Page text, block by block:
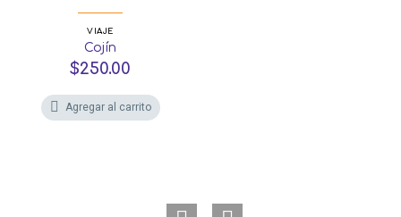
VIAJE
Cojín
$250.00
Agregar al carrito